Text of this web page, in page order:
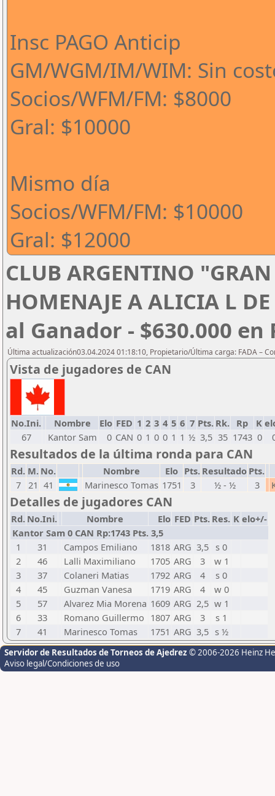
Insc PAGO Anticip
GM/WGM/IM/WIM: Sin
Socios/WFM/FM: $8000
Gral: $10000
Mismo día
Socios/WFM/FM: $10000
Gral: $12000
CLUB ARGENTINO
HOMENAJE A ALICIA L
al Ganador - $630.000 en
Última actualización03.04.2024 01:18:10, Propietario/Última carga: FADA –
Vista de jugadores de CAN
No.Ini. Nombre Elo FED 1 2 3 4 5 6 7 Pts. Rk. Rp K
67
Kantor Sam 0 CAN 0 1 0 0 1 1 ½ 3,5 35 1743 0
Resultados de la última ronda para CAN
Rd. M. No. Nombre Elo Pts. Resultado Pts.
7 21 41 Marinesco Tomas 1751 3 ½ - ½ 3
Detalles de jugadores CAN
Rd. No.Ini. Nombre Elo FED Pts. Res. K elo+/-
Kantor Sam 0 CAN Rp:1743 Pts. 3,5
1
31 Campos Emiliano 1818 ARG 3,5
s 0
2
46 Lalli Maximiliano 1705 ARG 3
w 1
3
37 Colaneri Matias 1792 ARG 4
s 0
4
45 Guzman Vanesa 1719 ARG 4
w 0
5
57 Alvarez Mia Morena 1609 ARG 2,5 w 1
6
33 Romano Guillermo 1807 ARG 3
s 1
7
41 Marinesco Tomas 1751 ARG 3,5 s ½
Servidor de Resultados de Torneos de Ajedrez © 2006-2026 Heinz
Aviso legal/Condiciones de uso